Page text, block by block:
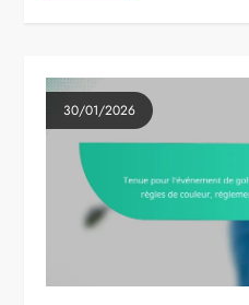
30/01/2026